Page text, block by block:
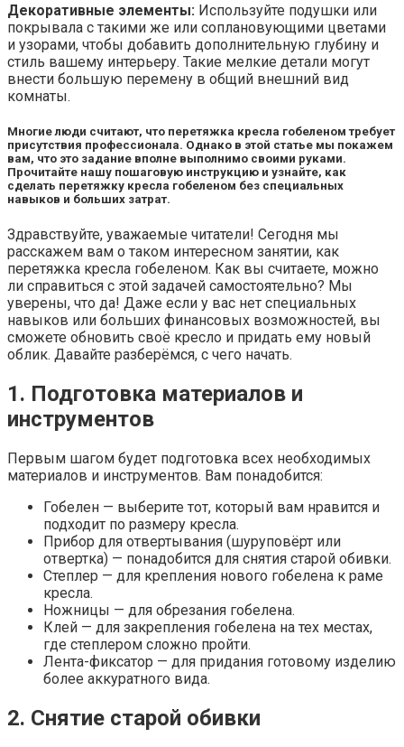
Декоративные элементы: Используйте подушки или
покрывала с такими же или соплановующими цветами
и узорами, чтобы добавить дополнительную глубину и
стиль вашему интерьеру. Такие мелкие детали могут
внести большую перемену в общий внешний вид
комнаты.
Многие люди считают, что перетяжка кресла гобеленом требует
присутствия профессионала. Однако в этой статье мы покажем
вам, что это задание вполне выполнимо своими руками.
Прочитайте нашу пошаговую инструкцию и узнайте, как
сделать перетяжку кресла гобеленом без специальных
навыков и больших затрат.
Здравствуйте, уважаемые читатели! Сегодня мы
расскажем вам о таком интересном занятии, как
перетяжка кресла гобеленом. Как вы считаете, можно
ли справиться с этой задачей самостоятельно? Мы
уверены, что да! Даже если у вас нет специальных
навыков или больших финансовых возможностей, вы
сможете обновить своё кресло и придать ему новый
облик. Давайте разберёмся, с чего начать.
1. Подготовка материалов и
инструментов
Первым шагом будет подготовка всех необходимых
материалов и инструментов. Вам понадобится:
Гобелен — выберите тот, который вам нравится и
подходит по размеру кресла.
Прибор для отвертывания (шуруповёрт или
отвертка) — понадобится для снятия старой обивки.
Степлер — для крепления нового гобелена к раме
кресла.
Ножницы — для обрезания гобелена.
Клей — для закрепления гобелена на тех местах,
где степлером сложно пройти.
Лента-фиксатор — для придания готовому изделию
более аккуратного вида.
2. Снятие старой обивки